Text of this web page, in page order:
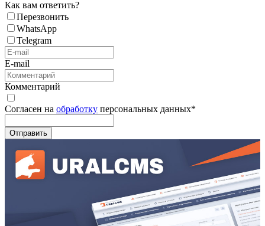
Как вам ответить?
Перезвонить
WhatsApp
Telegram
E-mail
Комментарий
Согласен на обработку персональных данных*